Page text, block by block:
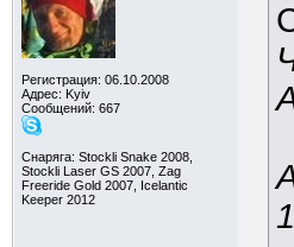
Регистрация: 06.10.2008
Адрес: Kyiv
Сообщений: 667
Снаряга: Stockli Snake 2008,
Stockli Laser GS 2007, Zag
Freeride Gold 2007, Icelantic
Keeper 2012